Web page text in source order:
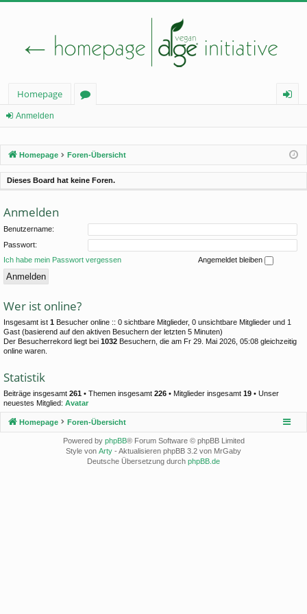
Homepage
el
Anmelden
Homepage Foren-Übersicht
Dieses Board hat keine Foren.
Anmelden
Benutzername:
Passwort:
Ich habe mein Passwort vergessen
Angemeldet bleiben
Wer ist online?
Insgesamt ist 1 Besucher online :: 0 sichtbare Mitglieder, 0 unsichtbare Mitglieder und 1
Gast (basierend auf den aktiven Besuchern der letzten 5 Minuten)
Der Besucherrekord liegt bei 1032 Besuchern, die am Fr 29. Mai 2026, 05:08 gleichzeitig
online waren.
Statistik
Beiträge insgesamt 261 • Themen insgesamt 226 • Mitglieder insgesamt 19 • Unser
neuestes Mitglied: Avatar
Homepage Foren-Übersicht
Powered by phpBB® Forum Software © phpBB Limited
Style von Arty - Aktualisieren phpBB 3.2 von MrGaby
Deutsche Übersetzung durch phpBB.de